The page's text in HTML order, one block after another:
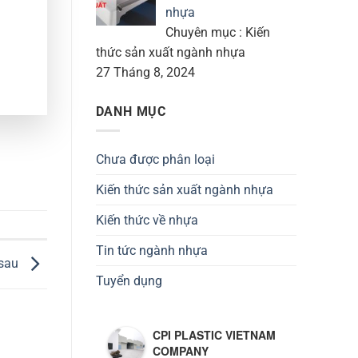
nhựa
Chuyên mục : Kiến
thức sản xuất ngành nhựa
27 Tháng 8, 2024
DANH MỤC
Chưa được phân loại
Kiến thức sản xuất ngành nhựa
Kiến thức về nhựa
Tin tức ngành nhựa
Tuyển dụng
CPI PLASTIC VIETNAM
COMPANY